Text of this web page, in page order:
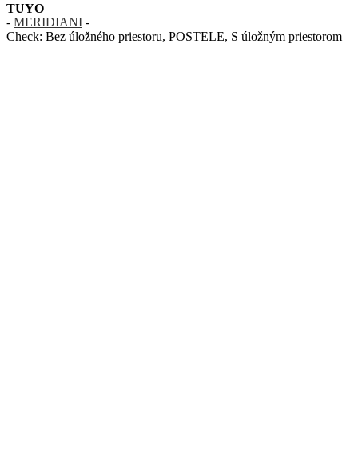
TUYO
- MERIDIANI -
Check: Bez úložného priestoru, POSTELE, S úložným priestorom